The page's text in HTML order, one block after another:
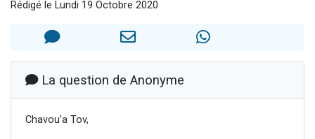
Il reste 49 places pour étudier en groupe sur Zoom
12 nouvelles musiques dans Torah-Box Music
2 personnes viennent de nous rejoindre sur WhatsApp
Rédigé le Lundi 19 Octobre 2020
La question de Anonyme
Chavou'a Tov,